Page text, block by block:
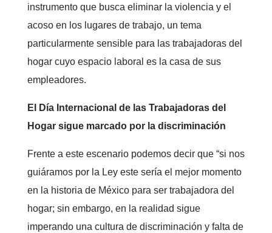
instrumento que busca eliminar la violencia y el
acoso en los lugares de trabajo, un tema
particularmente sensible para las trabajadoras del
hogar cuyo espacio laboral es la casa de sus
empleadores.
El Día Internacional de las Trabajadoras del
Hogar sigue marcado por la discriminación
Frente a este escenario podemos decir que “si nos
guiáramos por la Ley este sería el mejor momento
en la historia de México para ser trabajadora del
hogar; sin embargo, en la realidad sigue
imperando una cultura de discriminación y falta de